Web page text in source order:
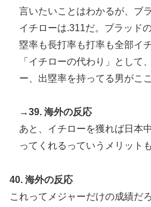
言いたいことはわかるが、ブ
イチローは.311だ。ブラッド
塁率も長打率も打率も全部イ
「イチローの代わり」として
ー、出塁率を持ってる男がこ
→39. 海外の反応
あと、イチローを獲れば日本
ってくれるっていうメリット
40. 海外の反応
これってメジャーだけの成績だ